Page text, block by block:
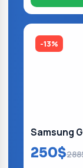
-13%
Samsung
250$